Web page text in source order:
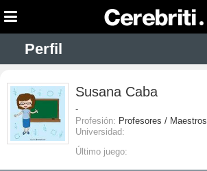
Perfil
Susana Caba
-
Profesión: Profesores / Maestros
Universidad:
Último juego: